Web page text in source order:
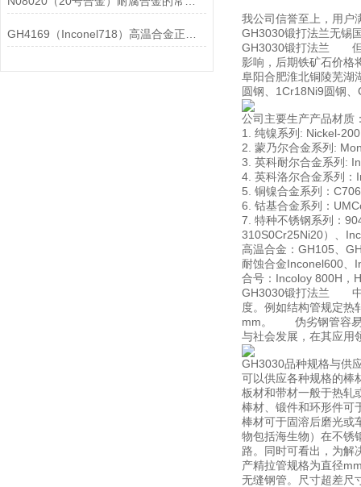
我公司信誉至上，用户
GH3030锻打法兰无锡
GH3030锻打法兰 但
影响，后期铁矿石价
阜阳合肥淮北铜陵芜湖
圆钢、1Cr18Ni9圆钢
公司主要生产产品材质
1. 纯镍系列: Nickel-
2. 蒙乃尔合金系列:
3. 英科耐尔合金系列:
4. 英科洛尔合金系列
5. 铜镍合金系列：
6. 钴基合金系列：
7. 特种不锈钢系列：
310S0Cr25Ni20）、
高温合金：GH105、
耐蚀合金Inconel600、
合号：Incoloy 800H，
GH3030锻打法兰 中
度。例如结构管规定热
mm。 伪劣钢管容易
与社会发展，在其应用
GH3030品种规格与供
可以供应各种规格的棒
板材和带材一般于热轧
棒材、锻件和环形件可
棒材可于固溶后磨光
物包括海生物）在不锈
路。同时可看出，为
产精拉管规格为直径
无缝钢管。尺寸超差